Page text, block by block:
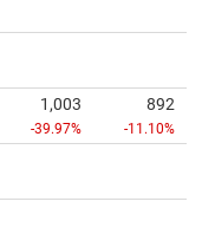
1,003
-39.97%
892
-11.10%